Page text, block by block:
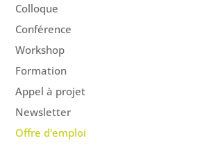
Colloque
Conférence
Workshop
Formation
Appel à projet
Newsletter
Offre d'emploi